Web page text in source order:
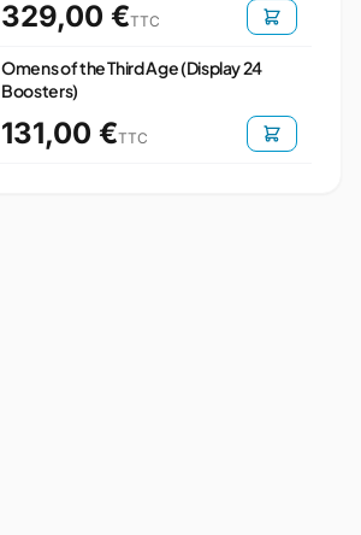
329,00 €TTC
Omens of the Third Age (Display 24
Boosters)
131,00 €TTC